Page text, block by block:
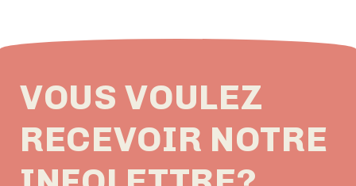
VOUS VOULEZ
RECEVOIR NOTRE